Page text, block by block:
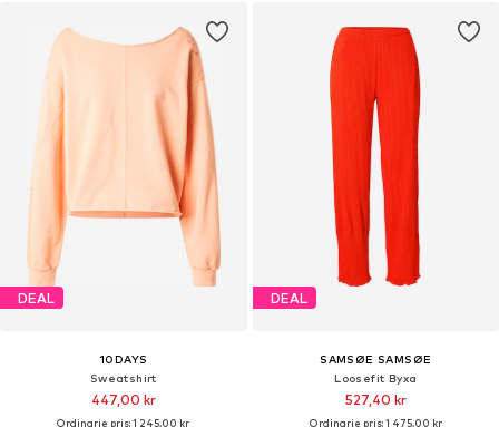
DEAL
10DAYS
Sweatshirt
447,00 kr
Ordinarie pris: 1 245,00 kr
DEAL
SAMSØE SAMSØE
Loosefit Byxa
527,40 kr
Ordinarie pris: 1 475,00 kr